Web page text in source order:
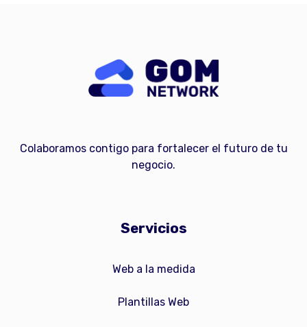
Colaboramos contigo para fortalecer el futuro de tu
negocio.
Servicios
Web a la medida
Plantillas Web